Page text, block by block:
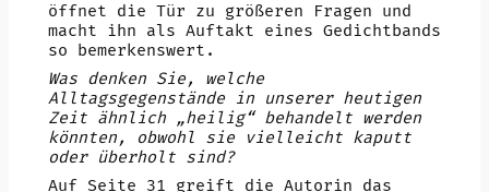
öffnet die Tür zu größeren Fragen und
macht ihn als Auftakt eines Gedichtbands
so bemerkenswert.
Was denken Sie, welche
Alltagsgegenstände in unserer heutigen
Zeit ähnlich „heilig“ behandelt werden
könnten, obwohl sie vielleicht kaputt
oder überholt sind?
Auf Seite 31 greift die Autorin das